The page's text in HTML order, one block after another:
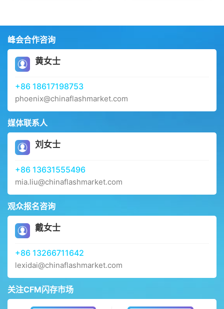
峰会合作咨询
黄女士
+86 18617198753
phoenix@chinaflashmarket.com
媒体联系人
刘女士
+86 13631555496
mia.liu@chinaflashmarket.com
观众报名咨询
戴女士
+86 13266711642
lexidai@chinaflashmarket.com
关注CFM闪存市场